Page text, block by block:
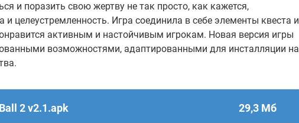
и поразить свою жертву не так просто, как кажется,
и целеустремленность. Игра соединила в себе элементы квеста и
активным и настойчивым игрокам. Новая версия игры
возможностями, адаптированными для инсталляции на
2 v2.1.apk 29,3 Мб